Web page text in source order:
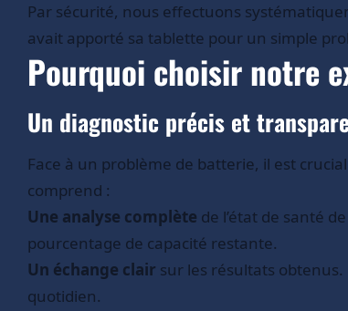
Par sécurité, nous effectuons
avait apporté sa tablette pour un simple
Pourquoi choisir notre
Un diagnostic précis et
Face à un problème de batterie, il est
comprend :
Une analyse complète de l’état de santé
pourcentage de capacité restante.
Un échange clair sur les résultats
quotidien.